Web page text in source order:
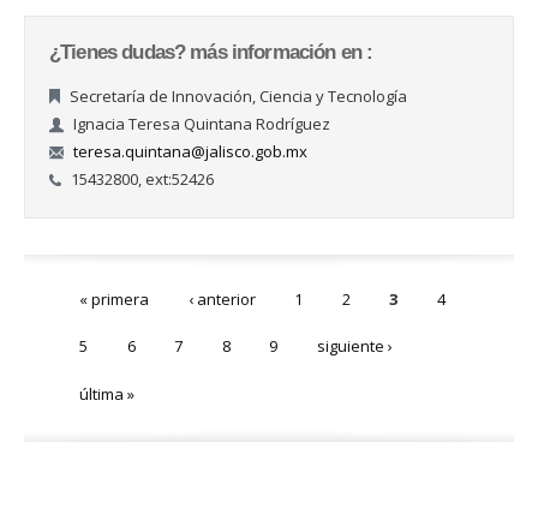
¿Tienes dudas? más información en :
Secretaría de Innovación, Ciencia y Tecnología
Ignacia Teresa Quintana Rodríguez
teresa.quintana@jalisco.gob.mx
15432800, ext:52426
« primera ‹ anterior 1 2 3 4
5 6 7 8 9 siguiente ›
última »